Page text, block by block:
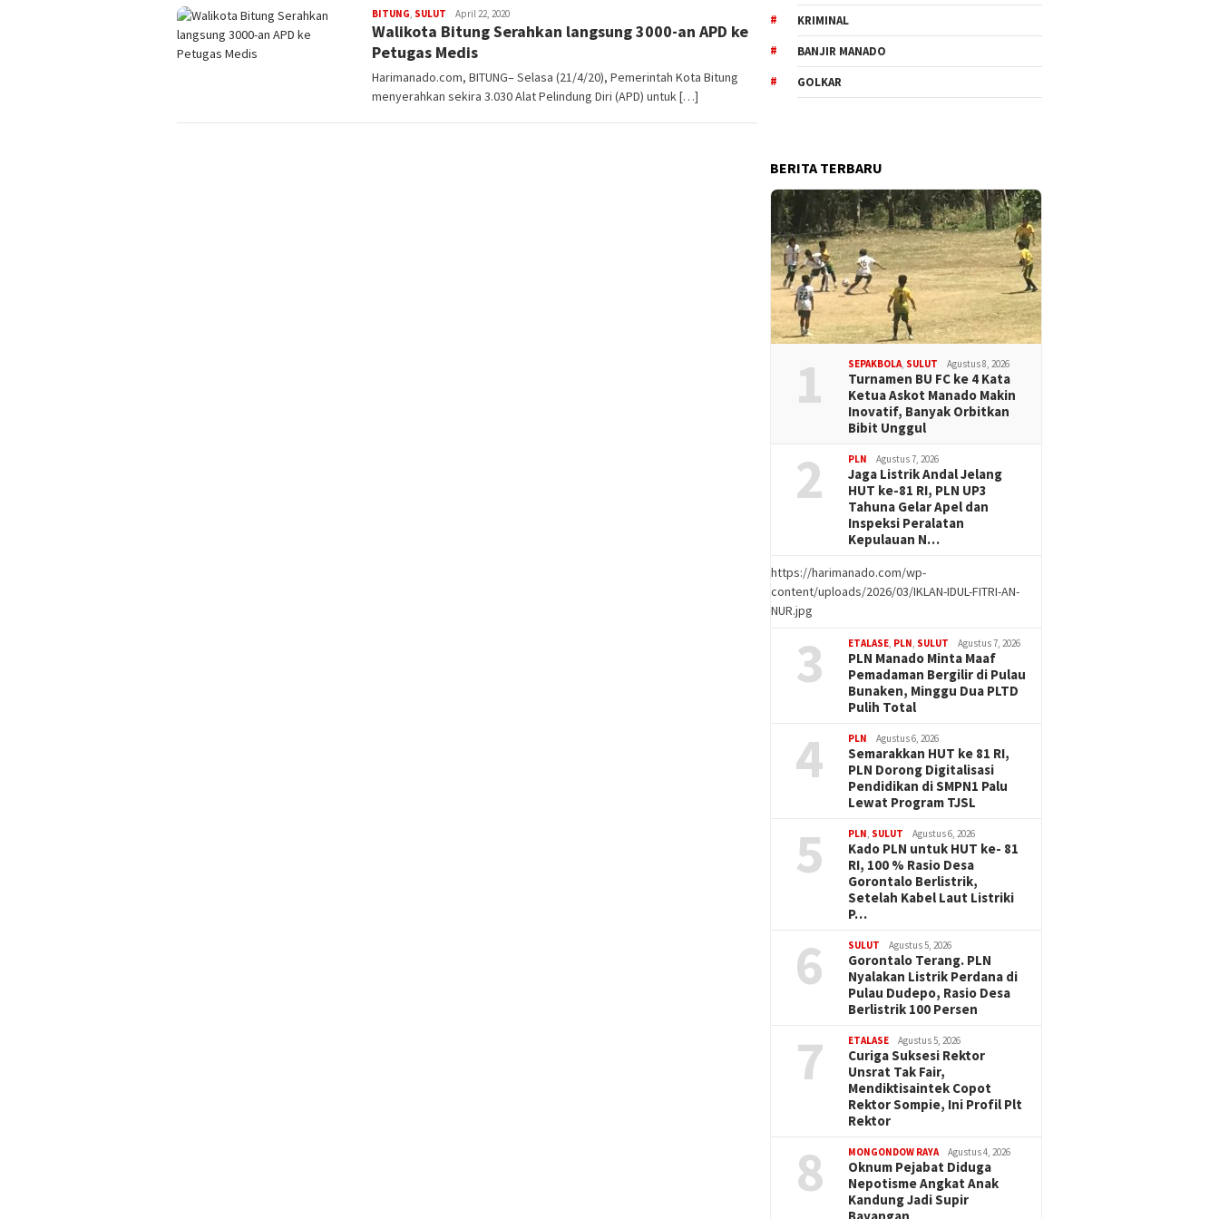
BITUNG, SULUT Admin
April 22, 2020
Walikota Bitung Serahkan langsung 3000-an APD ke
Petugas Medis
Harimanado.com, BITUNG– Selasa (21/4/20), Pemerintah Kota Bitung
menyerahkan sekira 3.030 Alat Pelindung Diri (APD) untuk […]
KRIMINAL
BANJIR MANADO
GOLKAR
BERITA TERBARU
1 SEPAKBOLA SULUT Agustus 8, 2026
Turnamen BU FC ke 4 Kata
Ketua Askot Manado Makin
Inovatif, Banyak Orbitkan
Bibit Unggul
2 PLN Agustus 7, 2026
Jaga Listrik Andal Jelang
HUT ke-81 RI, PLN UP3
Tahuna Gelar Apel dan
Inspeksi Peralatan
Kepulauan N…
https://harimanado.com/wp-
content/uploads/2026/03/IKLAN-IDUL-FITRI-AN-
NUR.jpg
3 ETALASE PLN SULUT Agustus 7, 2026
PLN Manado Minta Maaf
Pemadaman Bergilir di Pulau
Bunaken, Minggu Dua PLTD
Pulih Total
4 PLN Agustus 6, 2026
Semarakkan HUT ke 81 RI,
PLN Dorong Digitalisasi
Pendidikan di SMPN1 Palu
Lewat Program TJSL
5 PLN SULUT Agustus 6, 2026
Kado PLN untuk HUT ke- 81
RI, 100 % Rasio Desa
Gorontalo Berlistrik,
Setelah Kabel Laut Listriki
P…
6 SULUT Agustus 5, 2026
Gorontalo Terang. PLN
Nyalakan Listrik Perdana di
Pulau Dudepo, Rasio Desa
Berlistrik 100 Persen
7 ETALASE Agustus 5, 2026
Curiga Suksesi Rektor
Unsrat Tak Fair,
Mendiktisaintek Copot
Rektor Sompie, Ini Profil Plt
Rektor
8 MONGONDOW RAYA Agustus 4, 2026
Oknum Pejabat Diduga
Nepotisme Angkat Anak
Kandung Jadi Supir